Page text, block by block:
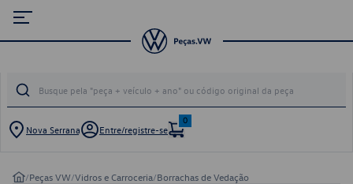
Nova Serrana Entre/registre-se
0
/Peças VW/Vidros e Carroceria/Borrachas de Vedação